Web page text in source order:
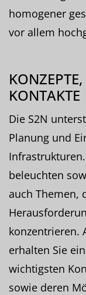
homogener
vor allem
KONTAKTE
Die S2N
Planung und
beleuchten
auch Themen,
konzentrieren.
erhalten Sie
wichtigsten
sowie deren